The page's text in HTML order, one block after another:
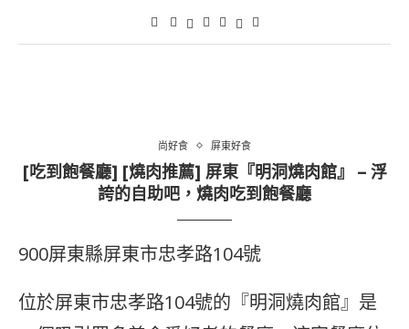
尚好食 屏東好食
[吃到飽餐廳] [燒肉推薦] 屏東『明洞燒肉館』 – 浮
誇的自助吧，燒肉吃到飽餐廳
900屏東縣屏東市忠孝路104號
位於屏東市忠孝路104號的『明洞燒肉館』是